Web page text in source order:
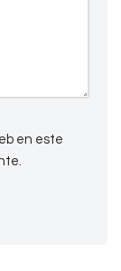
en este